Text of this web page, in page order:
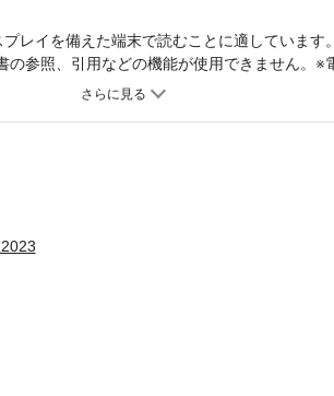
レイを備えた端末で読むことに適しています
参照、引用などの機能が使用できません。※
画像、広告、付録が含まれていない、または一
。全国的に知名度の高いハウステンボス、あ
ろ話しを交えた新時代イルミネーションガイ
ンもたっぷりご紹介。= CONTENTS =【 巻
2 】話題のイルミネーション＆光アート【 特
特集3 】日本百名月【 特集4 】全国イルミネ